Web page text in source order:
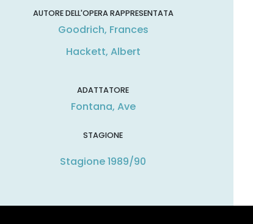
AUTORE DELL'OPERA RAPPRESENTATA
Goodrich, Frances
Hackett, Albert
ADATTATORE
Fontana, Ave
STAGIONE
Stagione 1989/90